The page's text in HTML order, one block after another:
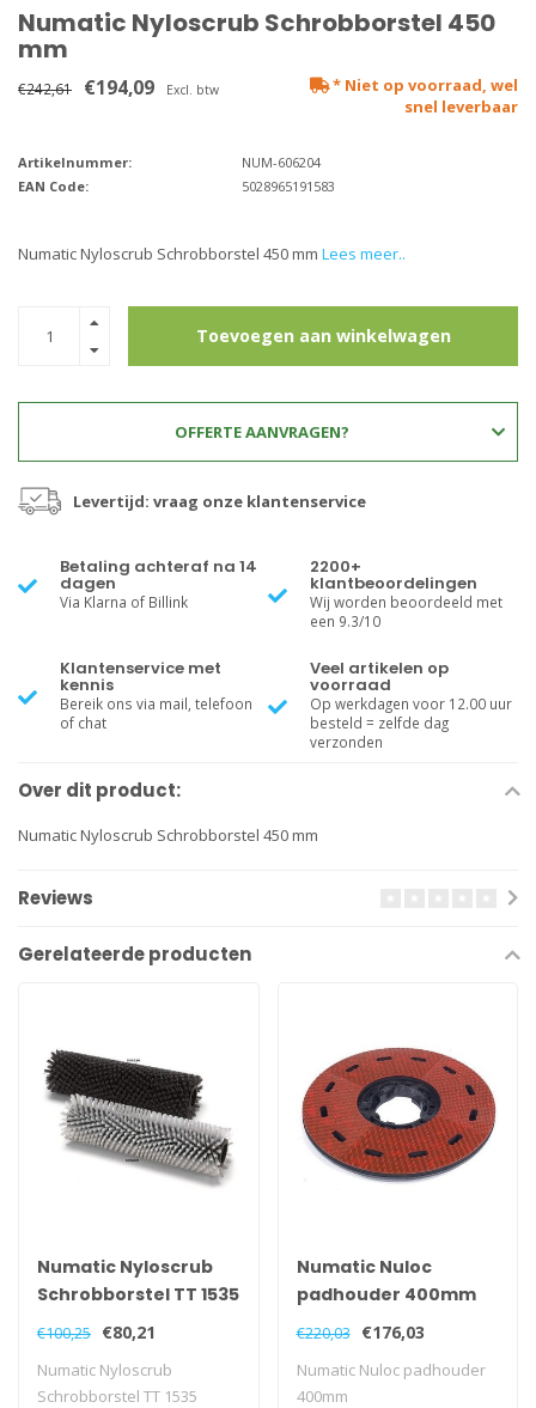
Numatic Nyloscrub Schrobborstel 450
mm
€242,61 €194,09 Excl. btw
* Niet op voorraad, wel
snel leverbaar
Artikelnummer:
NUM-606204
EAN Code:
5028965191583
Numatic Nyloscrub Schrobborstel 450 mm Lees meer..
Toevoegen aan winkelwagen
OFFERTE AANVRAGEN?
Levertijd: vraag onze klantenservice
Betaling achteraf na 14
dagen
Via Klarna of Billink
2200+
klantbeoordelingen
Wij worden beoordeeld met
een 9.3/10
Klantenservice met
kennis
Bereik ons via mail, telefoon
of chat
Veel artikelen op
voorraad
Op werkdagen voor 12.00 uur
besteld = zelfde dag
verzonden
Over dit product:
Numatic Nyloscrub Schrobborstel 450 mm
Reviews
Gerelateerde producten
Numatic Nyloscrub
Schrobborstel TT 1535
€100,25 €80,21
Numatic Nyloscrub
Schrobborstel TT 1535
Numatic Nuloc
padhouder 400mm
€220,03 €176,03
Numatic Nuloc padhouder
400mm